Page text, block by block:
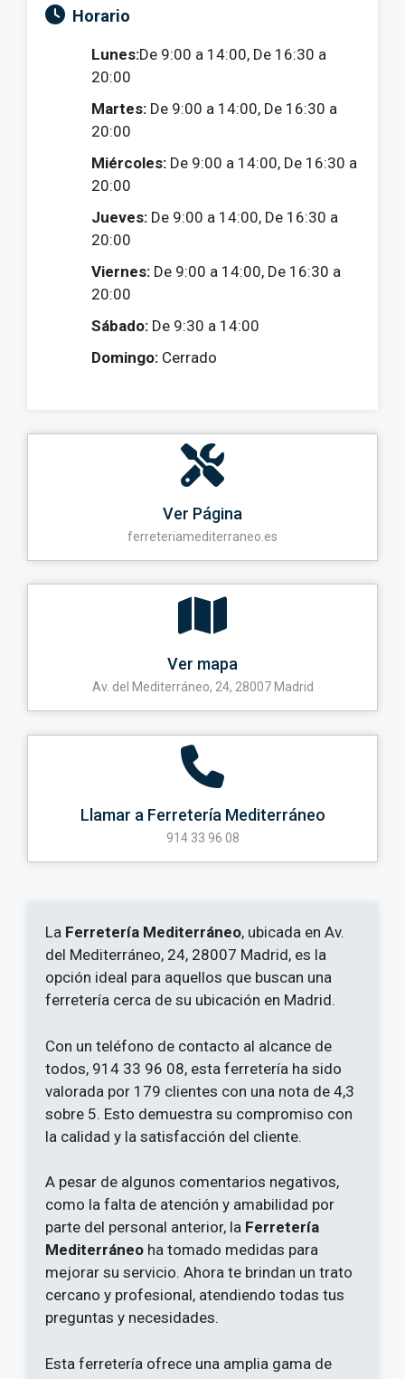
Horario
Lunes:De 9:00 a 14:00, De 16:30 a
20:00
Martes: De 9:00 a 14:00, De 16:30 a
20:00
Miércoles: De 9:00 a 14:00, De 16:30 a
20:00
Jueves: De 9:00 a 14:00, De 16:30 a
20:00
Viernes: De 9:00 a 14:00, De 16:30 a
20:00
Sábado: De 9:30 a 14:00
Domingo: Cerrado
Ver Página
ferreteriamediterraneo.es
Ver mapa
Av. del Mediterráneo, 24, 28007 Madrid
Llamar a Ferretería Mediterráneo
914 33 96 08
La Ferretería Mediterráneo, ubicada en Av.
del Mediterráneo, 24, 28007 Madrid, es la
opción ideal para aquellos que buscan una
ferretería cerca de su ubicación en Madrid.
Con un teléfono de contacto al alcance de
todos, 914 33 96 08, esta ferretería ha sido
valorada por 179 clientes con una nota de 4,3
sobre 5. Esto demuestra su compromiso con
la calidad y la satisfacción del cliente.
A pesar de algunos comentarios negativos,
como la falta de atención y amabilidad por
parte del personal anterior, la Ferretería
Mediterráneo ha tomado medidas para
mejorar su servicio. Ahora te brindan un trato
cercano y profesional, atendiendo todas tus
preguntas y necesidades.
Esta ferretería ofrece una amplia gama de